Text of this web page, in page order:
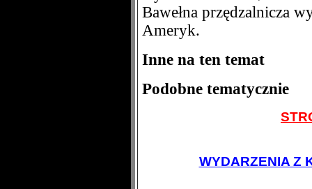
Bawełna przędzalnicza
Ameryk.
Inne na ten temat
Podobne tematycznie
WYDARZENIA Z